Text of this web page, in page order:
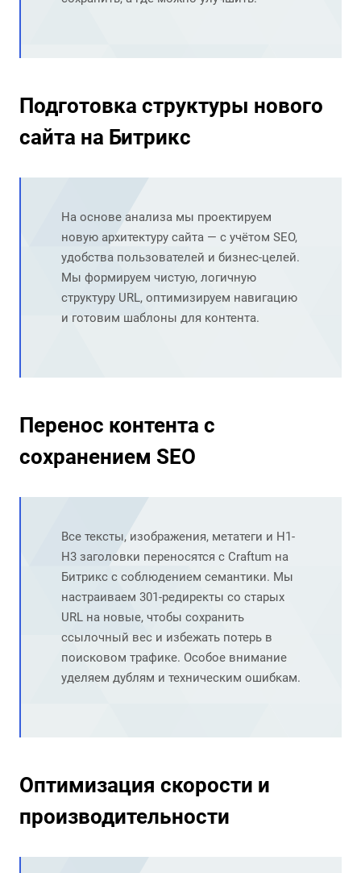
Подготовка структуры нового
сайта на Битрикс
На основе анализа мы проектируем
новую архитектуру сайта — с учётом SEO,
удобства пользователей и бизнес-целей.
Мы формируем чистую, логичную
структуру URL, оптимизируем навигацию
и готовим шаблоны для контента.
Перенос контента с
сохранением SEO
Все тексты, изображения, метатеги и H1-
H3 заголовки переносятся с Craftum на
Битрикс с соблюдением семантики. Мы
настраиваем 301-редиректы со старых
URL на новые, чтобы сохранить
ссылочный вес и избежать потерь в
поисковом трафике. Особое внимание
уделяем дублям и техническим ошибкам.
Оптимизация скорости и
производительности